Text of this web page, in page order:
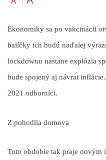
Ekonomiky sa po vakcinácii
balíčky ich budú naďalej
lockdownu nastane explózia
bude spojený aj návrat
2021 odborníci.
Z pohodlia domova
Toto obdobie tak praje novým